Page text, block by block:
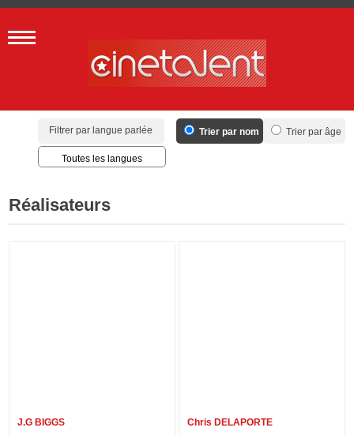
Trier par âge
Trier par nom
Filtrer par langue parlée
Toutes les langues
Anglais
Réalisateurs
J.G BIGGS Chris DELAPORTE